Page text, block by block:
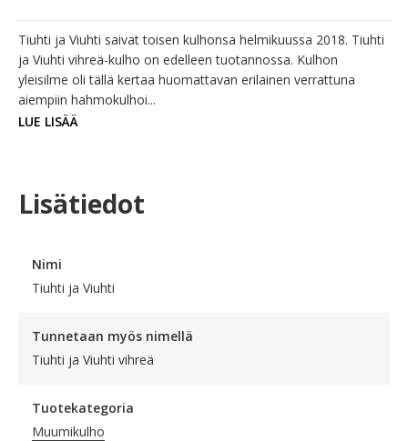
Tiuhti ja Viuhti saivat toisen kulhonsa helmikuussa 2018. Tiuhti
ja Viuhti vihreä-kulho on edelleen tuotannossa. Kulhon
yleisilme oli tällä kertaa huomattavan erilainen verrattuna
aiempiin hahmokulhoi...
LUE LISÄÄ
Lisätiedot
Nimi
Tiuhti ja Viuhti
Tunnetaan myös nimellä
Tiuhti ja Viuhti vihreä
Tuotekategoria
Muumikulho